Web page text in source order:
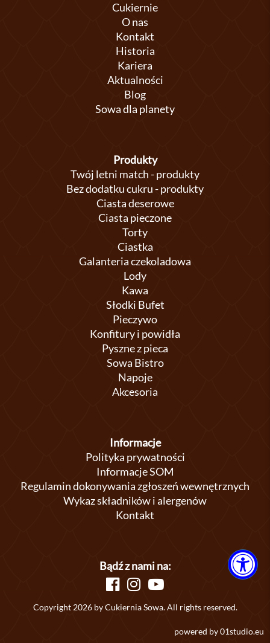
Cukiernie
O nas
Kontakt
Historia
Kariera
Aktualności
Blog
Sowa dla planety
Produkty
Twój letni match - produkty
Bez dodatku cukru - produkty
Ciasta deserowe
Ciasta pieczone
Torty
Ciastka
Galanteria czekoladowa
Lody
Kawa
Słodki Bufet
Pieczywo
Konfitury i powidła
Pyszne z pieca
Sowa Bistro
Napoje
Akcesoria
Informacje
Polityka prywatności
Informacje SOM
Regulamin dokonywania zgłoszeń wewnętrznych
Wykaz składników i alergenów
Kontakt
Bądź z nami na:
Copyright 2026 by Cukiernia Sowa. All rights reserved.
powered by01studio.eu